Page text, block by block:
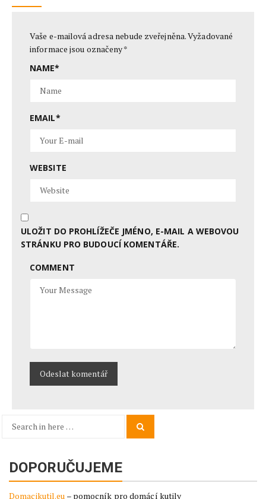
Vaše e-mailová adresa nebude zveřejněna.Vyžadované
informace jsou označeny*
NAME*
EMAIL*
WEBSITE
ULOŽIT DO PROHLÍŽEČE JMÉNO, E-MAIL A WEBOVOU
STRÁNKU PRO BUDOUCÍ KOMENTÁŘE.
COMMENT
Search
DOPORUČUJEME
Domacikutil.eu – pomocník pro domácí kutily